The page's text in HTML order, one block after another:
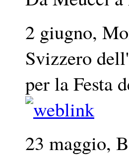
2 giugno,
Svizzero
per la Festa
23 maggio,